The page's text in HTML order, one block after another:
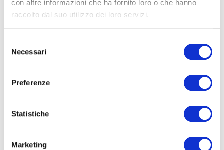
con altre informazioni che ha fornito loro o che hanno
raccolto dal suo utilizzo dei loro servizi.
delNecessari
Preferenze
Statistiche
Marketing
certificato
Formazione Continua in Lombardia:
aggiornare le proprie competenze